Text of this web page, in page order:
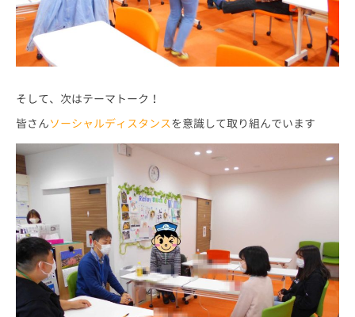
そして、次はテーマトーク！
皆さんソーシャルディスタンスを意識して取り組んでいます